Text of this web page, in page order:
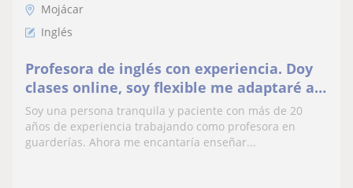
Mojácar
Inglés
Profesora de inglés con experiencia. Doy
clases online, soy flexible me adaptaré a
sus horarios
Soy una persona tranquila y paciente con más de 20
años de experiencia trabajando como profesora en
guarderías. Ahora me encantaría enseñar...